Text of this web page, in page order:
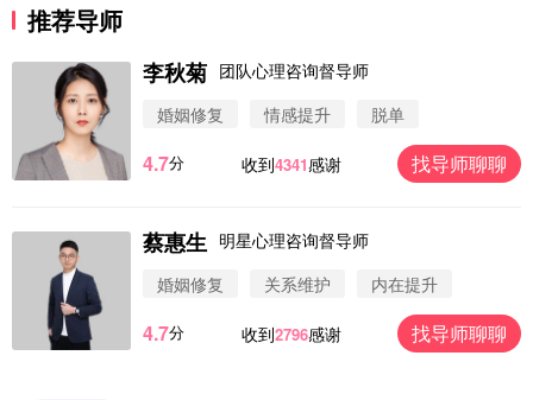
推荐导师
李秋菊 团队心理咨询督导师
婚姻修复
情感提升 脱单
4.7分 收到4341感谢 找导师聊聊
蔡惠生 明星心理咨询督导师
婚姻修复
关系维护 内在提升
4.7分 收到2796感谢 找导师聊聊
微信用户 圆圈 通过此页面咨询，已获得专属情感方
微信用户 Vnno 通过此页面咨询，已获得专属情感方
案
微信用户 大太阳 通过此页面咨询，已获得专属情感